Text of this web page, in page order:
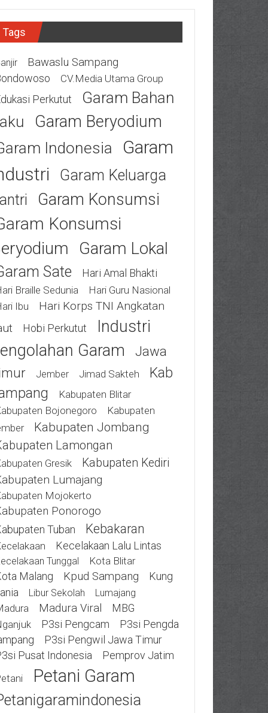
Tags
Bawaslu Sampang
CV.Media Utama Group
Perkutut
Garam Bahan
Garam Beryodium
Indonesia
Garam
Garam Keluarga
Garam Konsumsi
Konsumsi
Garam Lokal
Sate Hari Amal Bhakti
Braille Sedunia
Hari Guru Nasional
Ibu
Hari Korps TNI Angkatan
Hobi Perkutut
Industri
Garam
Jawa
Jember Jimad Sakteh
Kab
Kabupaten Blitar
Bojonegoro
Kabupaten
Kabupaten Jombang
Lamongan
Gresik
Kabupaten Kediri
Lumajang
Mojokerto
Ponorogo
Tuban Kebakaran
Kecelakaan Lalu Lintas
Tunggal Kota Blitar
Malang Kpud Sampang
Kung
Libur Sekolah Lumajang
Madura Viral MBG
P3si Pengcam
P3si Pengda
P3si Pengwil Jawa Timur
Pusat Indonesia
Pemprov Jatim
Petani Garam